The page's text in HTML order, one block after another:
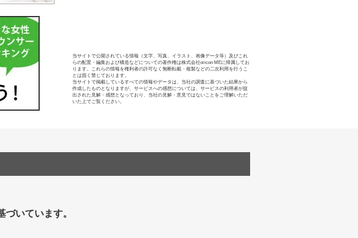
当サイトで公開されている情報（文字、写真、イラスト、画像データ等）及びこれ
らの配置・編集および構造などについての著作権は株式会社oricon MEに帰属してお
ります。これらの情報を権利者の許可なく無断転載・複製などの二次利用を行うこ
とは固く禁じております。
当サイトで掲載しているすべての情報やデータは、当社の調査に基づいた結果から
作成したものとなりますが、サービスへの感想については、サービスの利用者が提
出された見解・感想となっており、当社の見解・意見ではないことをご理解いただ
いた上でご覧ください。
いています。